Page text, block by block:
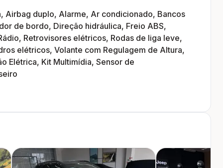
Airbag duplo, Alarme, Ar condicionado, Bancos
de bordo, Direção hidráulica, Freio ABS,
Retrovisores elétricos, Rodas de liga leve,
elétricos, Volante com Regulagem de Altura,
Elétrica, Kit Multimídia, Sensor de